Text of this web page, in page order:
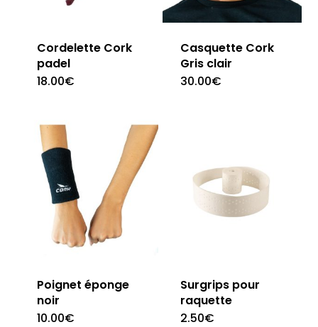
Cordelette Cork
padel
18.00€
Casquette Cork
Gris clair
30.00€
Poignet éponge
noir
10.00€
Surgrips pour
raquette
2.50€